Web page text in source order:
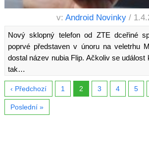
v: Android Novinky /
Nový sklopný telefon od ZTE dceřiné
poprvé představen v únoru na veletrhu
dostal název nubia Flip. Ačkoliv se událost
tak…
‹ Předchozí 1 2 3 4 5
Poslední »